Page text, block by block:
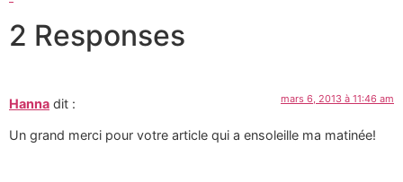
2 Responses
Hanna dit : mars 6, 2013 à 11:46 am
Un grand merci pour votre article qui a ensoleille ma matinée!